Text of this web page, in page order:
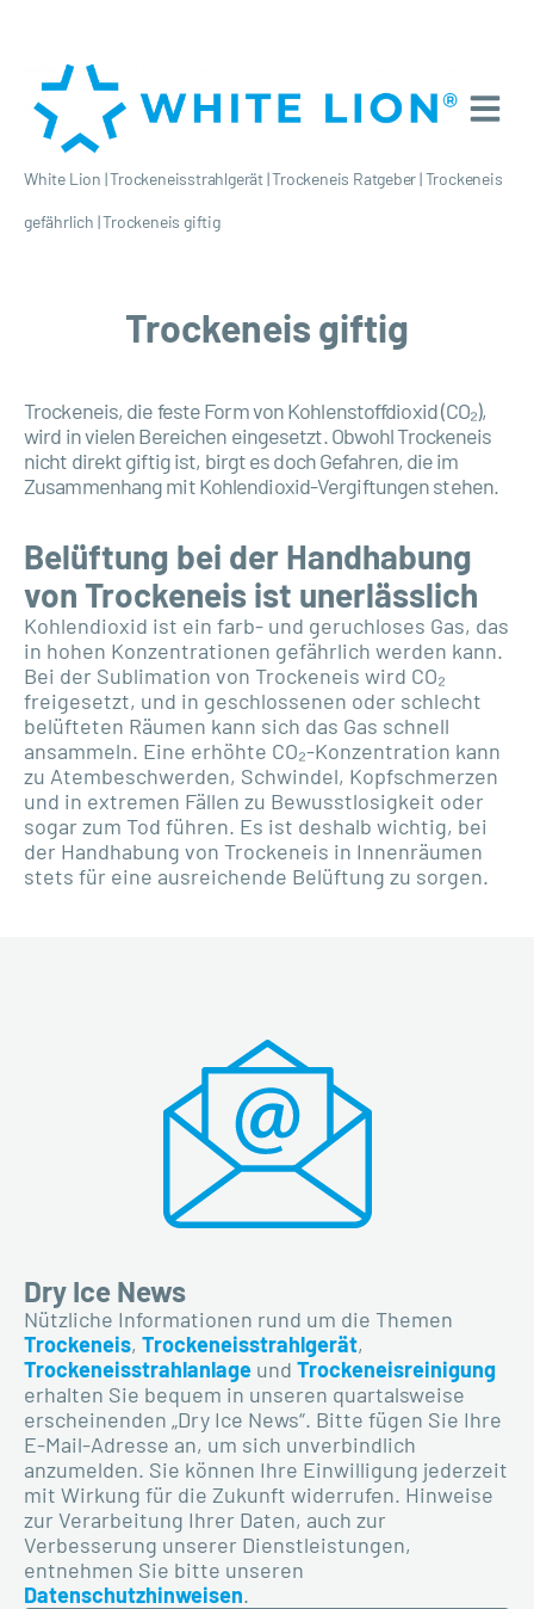
White Lion |Trockeneisstrahlgerät|Trockeneis Ratgeber|Trockeneis
gefährlich |Trockeneis giftig
Trockeneis giftig
Trockeneis, die feste Form von Kohlenstoffdioxid (CO₂),
wird in vielen Bereichen eingesetzt. Obwohl Trockeneis
nicht direkt giftig ist, birgt es doch Gefahren, die im
Zusammenhang mit Kohlendioxid-Vergiftungen stehen.
Belüftung bei der Handhabung
von Trockeneis ist unerlässlich
Kohlendioxid ist ein farb- und geruchloses Gas, das
in hohen Konzentrationen gefährlich werden kann.
Bei der Sublimation von Trockeneis wird CO₂
freigesetzt, und in geschlossenen oder schlecht
belüfteten Räumen kann sich das Gas schnell
ansammeln. Eine erhöhte CO₂-Konzentration kann
zu Atembeschwerden, Schwindel, Kopfschmerzen
und in extremen Fällen zu Bewusstlosigkeit oder
sogar zum Tod führen. Es ist deshalb wichtig, bei
der Handhabung von Trockeneis in Innenräumen
stets für eine ausreichende Belüftung zu sorgen.
Dry Ice News
Nützliche Informationen rund um die Themen
Trockeneis, Trockeneisstrahlgerät,
Trockeneisstrahlanlage und Trockeneisreinigung
erhalten Sie bequem in unseren quartalsweise
erscheinenden „Dry Ice News“. Bitte fügen Sie Ihre
E-Mail-Adresse an, um sich unverbindlich
anzumelden. Sie können Ihre Einwilligung jederzeit
mit Wirkung für die Zukunft widerrufen. Hinweise
zur Verarbeitung Ihrer Daten, auch zur
Verbesserung unserer Dienstleistungen,
entnehmen Sie bitte unseren
Datenschutzhinweisen.